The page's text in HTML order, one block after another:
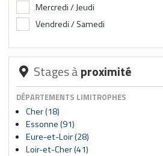
Mercredi / Jeudi
Vendredi / Samedi
Stages àproximité
DÉPARTEMENTS LIMITROPHES
Cher (18)
Essonne (91)
Eure-et-Loir (28)
Loir-et-Cher (41)